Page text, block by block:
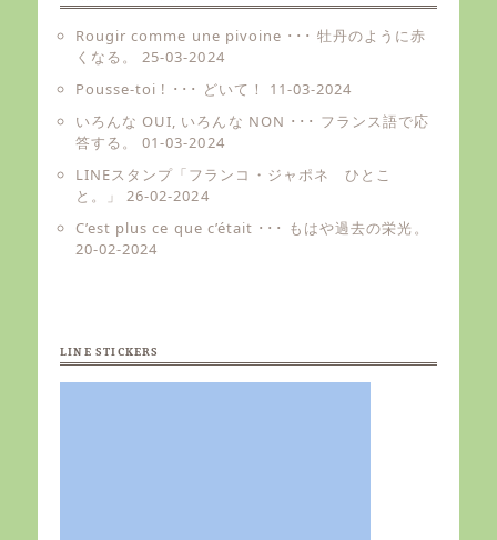
Rougir comme une pivoine ･･･ 牡丹のように赤
くなる。
25-03-2024
Pousse-toi ! ･･･ どいて！
11-03-2024
いろんな OUI, いろんな NON ･･･ フランス語で応
答する。
01-03-2024
LINEスタンプ「フランコ・ジャポネ ひとこ
と。」
26-02-2024
C’est plus ce que c’était ･･･ もはや過去の栄光。
20-02-2024
LINE STICKERS